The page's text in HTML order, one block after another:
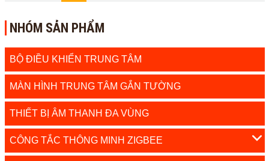
NHÓM SẢN PHẨM
BỘ ĐIỀU KHIỂN TRUNG TÂM
MÀN HÌNH TRUNG TÂM GẮN TƯỜNG
THIẾT BỊ ÂM THANH ĐA VÙNG
CÔNG TẮC THÔNG MINH ZIGBEE